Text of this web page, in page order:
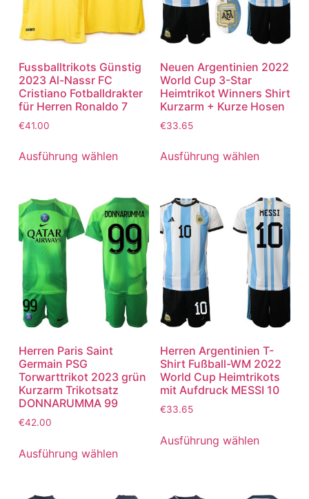
Fussballtrikots Günstig
2023 Al-Nassr FC
Cristiano Fotballdrakter
für Herren Ronaldo 7
€41.00
Ausführung wählen
Neuen Argentinien 2022
World Cup 3-Star
Heimtrikot Winners Shirt
Kurzarm + Kurze Hosen
€33.65
Ausführung wählen
Herren Paris Saint
Germain PSG
Torwarttrikot 2023 grün
Kurzarm Trikotsatz
DONNARUMMA 99
€42.00
Ausführung wählen
Herren Argentinien T-
Shirt Fußball-WM 2022
World Cup Heimtrikots
mit Aufdruck MESSI 10
€33.65
Ausführung wählen